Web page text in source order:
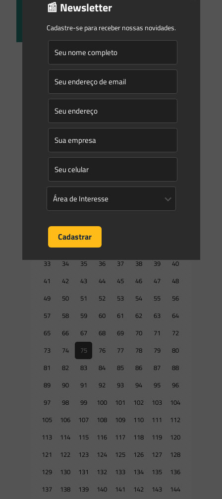
Saes Advogados on
25/04/2022
Resíduos Sólidos: um investimento em potencial
No último dia 13, o Governo Federal publicou o Decreto nº
11.044/2022 que instituiu o Certificado de Crédito de
0 Read more
9
10 11 12 13 14 15
16
17
18 19 20
25
26 27 28
33
34 35 36 37 38 39
40
41
42 43 44 45 46 47
48
49
50 51 52 53 54 55
56
57
58 59 60 61 62 63
64
65
66 67 68 69 70 71
72
73
74 75 76 77 78 79
80
81
82 83 84 85 86 87
88
89
90 91 92 93 94 95
96
97
98 99 100 101 102 103
104
105
106 107 108 109 110 111
112
113
114 115 116 117 118 119
120
121
122 123 124 125 126 127
128
129
130 131 132 133 134 135
136
137
138 139 140 141 142 143
144
📰 Newsletter
Cadastre-se para receber nossas novidades.